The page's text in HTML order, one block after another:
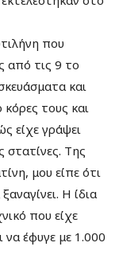
που
από τις 9 το
και
τους και
είχε γράψει
στατίνες. Της
μου είπε ότι
Η ίδια
που είχε
να έφυγε με 1.000